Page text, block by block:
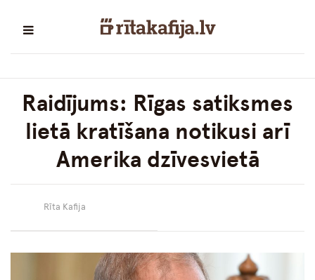
Raidījums: Rīgas satiksmes
lietā kratīšana notikusi arī
Amerika dzīvesvietā
Rīta Kafija